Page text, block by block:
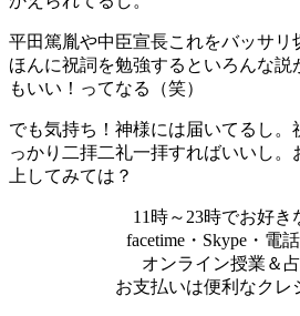
平田篤胤や中臣宣長これをバッサリ
ほんに祝詞を勉強するといろんな
もいい！ってなる（笑）
でも気持ち！神様には届いてるし。
っかり二拝二礼一拝すればいいし
上してみては？
11時～23時でお好き
facetime・Skype・電
オンライン授業＆
お支払いは便利なクレ